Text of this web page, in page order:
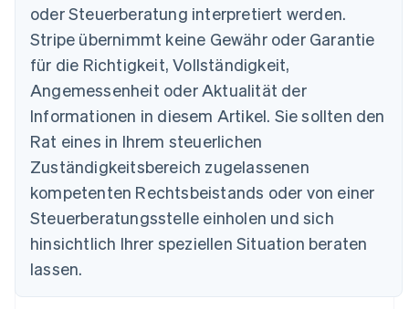
oder Steuerberatung interpretiert werden.
Stripe übernimmt keine Gewähr oder Garantie
für die Richtigkeit, Vollständigkeit,
Angemessenheit oder Aktualität der
Informationen in diesem Artikel. Sie sollten den
Rat eines in Ihrem steuerlichen
Zuständigkeitsbereich zugelassenen
kompetenten Rechtsbeistands oder von einer
Steuerberatungsstelle einholen und sich
hinsichtlich Ihrer speziellen Situation beraten
lassen.
Brasilien
PortuguêsEnglish
Bulgarien
English
Dänemark
English
Deutsch English
Estland
English
Festlandchina
简体中文English
Finnland
Frankreich
FrançaisEnglish